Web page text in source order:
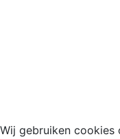
Wij gebruiken cookies